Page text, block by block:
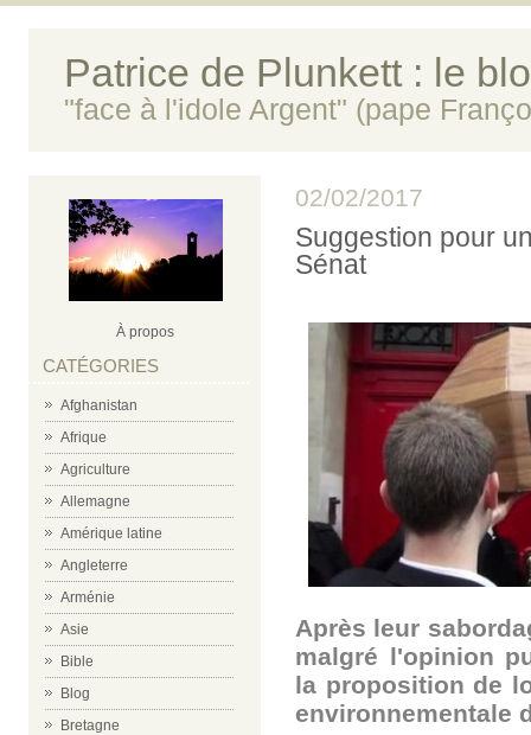
Patrice de Plunkett : le
"face à l'idole Argent" (pape
À propos
CATÉGORIES
Afghanistan
Afrique
Agriculture
Allemagne
Amérique latine
Angleterre
Arménie
Asie
Bible
Blog
Bretagne
02/02/2017
Suggestion pour
Sénat
Après leur
malgré l'opinion
la proposition de
environnementale